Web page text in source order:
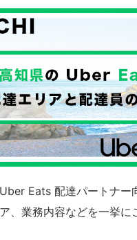
Eats 配達パートナー
、業務内容などを一挙に